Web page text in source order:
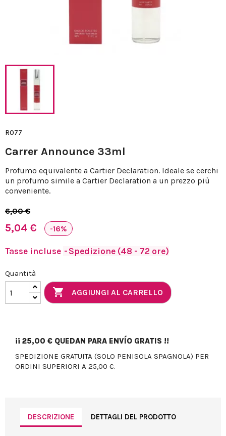
R077
Carrer Announce 33ml
Profumo equivalente a Cartier Declaration. Ideale se cerchi
un profumo simile a Cartier Declaration a un prezzo più
conveniente.
6,00 €
5,04 € -16%
Tasse incluse Spedizione (48 - 72 ore)
Quantità
 AGGIUNGI AL CARRELLO
¡¡ 25,00 € QUEDAN PARA ENVÍO GRATIS !!
SPEDIZIONE GRATUITA (SOLO PENISOLA SPAGNOLA) PER
ORDINI SUPERIORI A 25,00 €.
DESCRIZIONE DETTAGLI DEL PRODOTTO